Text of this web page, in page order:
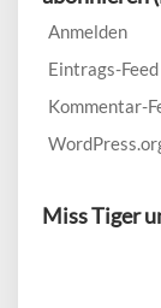
Anmelden
Eintrags-Feed
Kommentar-
Miss Tiger